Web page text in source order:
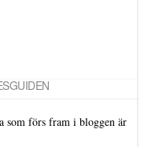
som förs fram i bloggen är